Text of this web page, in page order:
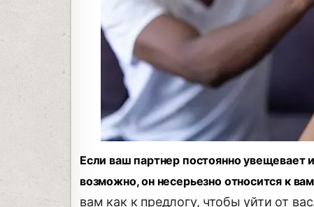
Если ваш партнер постоянно увещевает
возможно, он несерьезно относится к
вам как к предлогу, чтобы уйти от